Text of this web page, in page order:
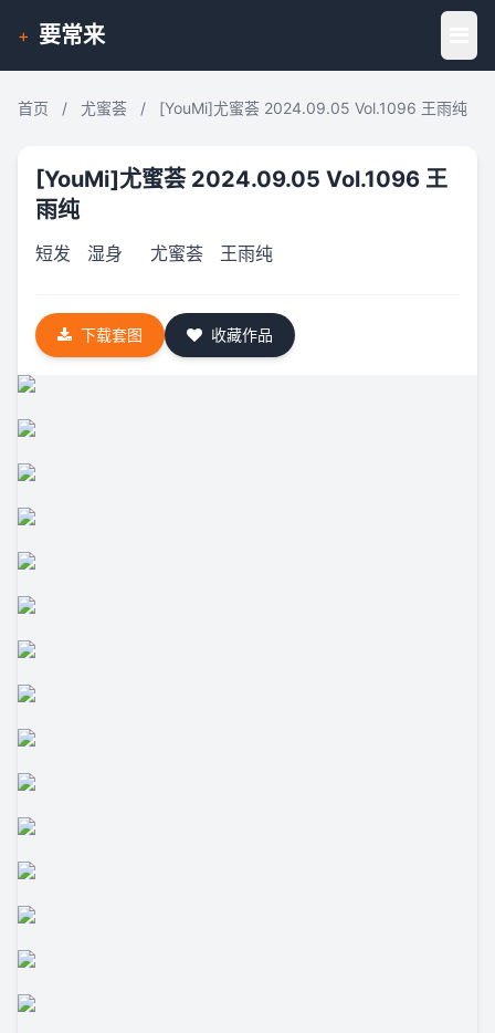
+ 要常来
首页 / 尤蜜荟 / [YouMi]尤蜜荟 2024.09.05 Vol.1096 王雨纯
[YouMi]尤蜜荟 2024.09.05 Vol.1096 王
雨纯
短发 湿身 尤蜜荟 王雨纯
下载套图 收藏作品